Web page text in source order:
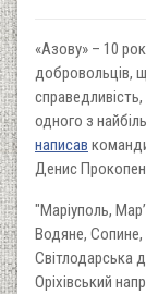
«Азову» – 10
добровольців,
одного з
написав
Денис
"Маріуполь,
Водяне, Сопине,
Світлодарська
Оріхівський